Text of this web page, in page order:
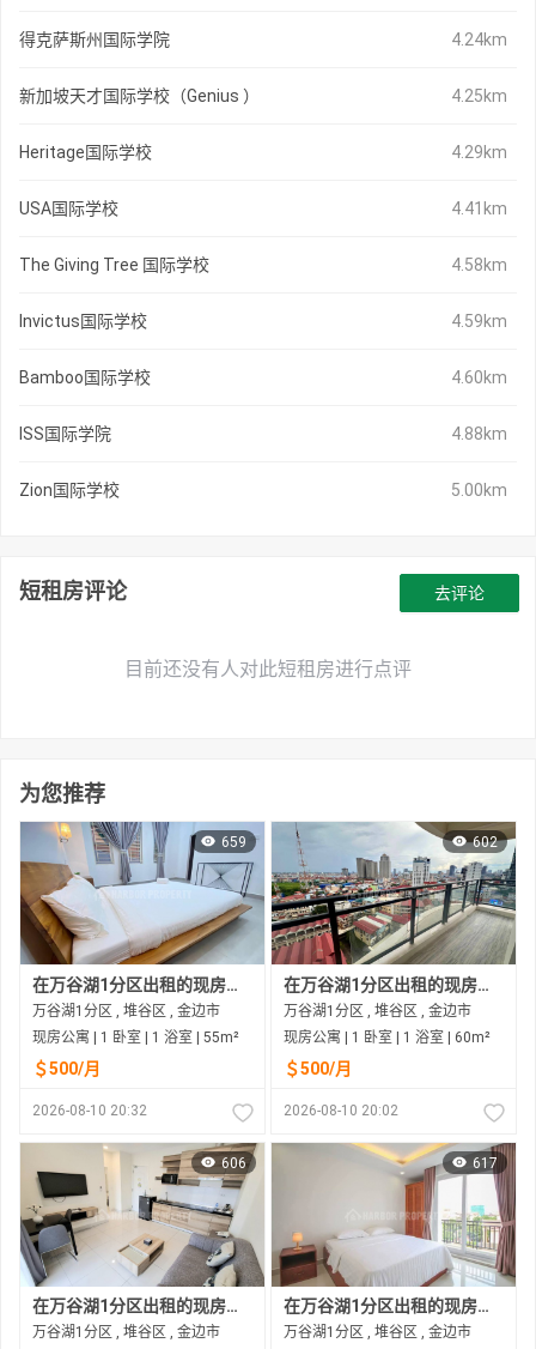
得克萨斯州国际学院 4.24km
新加坡天才国际学校（Genius ） 4.25km
Heritage国际学校 4.29km
USA国际学校 4.41km
The Giving Tree 国际学校 4.58km
Invictus国际学校 4.59km
Bamboo国际学校 4.60km
ISS国际学院 4.88km
Zion国际学校 5.00km
短租房评论
目前还没有人对此短租房进行点评
去评论
为您推荐
659
在万谷湖1分区出租的现房公寓
万谷湖1分区 , 堆谷区 , 金边市
现房公寓 | 1 卧室 | 1 浴室 | 55m²
＄500/月
2026-08-10 20:32
602
在万谷湖1分区出租的现房公寓
万谷湖1分区 , 堆谷区 , 金边市
现房公寓 | 1 卧室 | 1 浴室 | 60m²
＄500/月
2026-08-10 20:02
606
在万谷湖1分区出租的现房公寓
万谷湖1分区 , 堆谷区 , 金边市
617
在万谷湖1分区出租的现房公寓
万谷湖1分区 , 堆谷区 , 金边市